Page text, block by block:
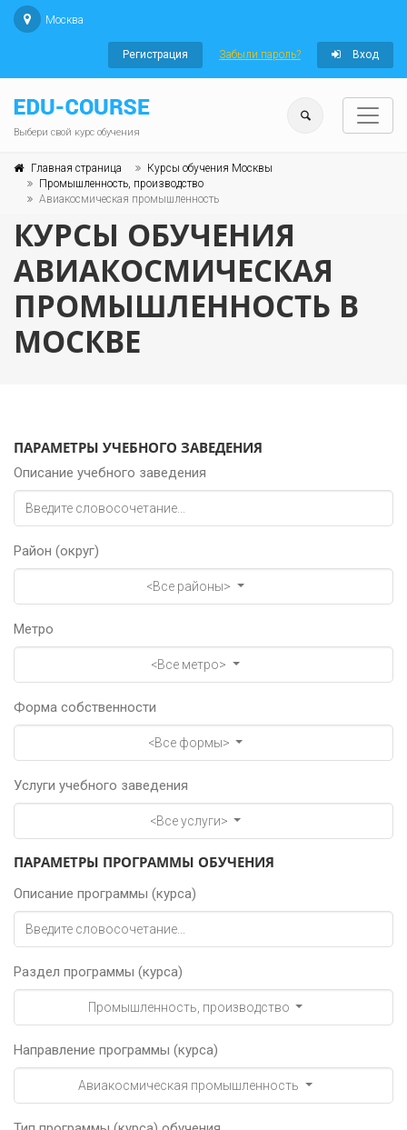
Москва
Регистрация Забыли пароль? Вход
Выбери свой курс обучения
Главная страница
Курсы обучения Москвы
Промышленность, производство
Авиакосмическая промышленность
КУРСЫ ОБУЧЕНИЯ
АВИАКОСМИЧЕСКАЯ
ПРОМЫШЛЕННОСТЬ В
МОСКВЕ
ПАРАМЕТРЫ УЧЕБНОГО ЗАВЕДЕНИЯ
Описание учебного заведения
Район (округ)
<Все районы>
Метро
<Все метро>
Форма собственности
<Все формы>
Услуги учебного заведения
<Все услуги>
ПАРАМЕТРЫ ПРОГРАММЫ ОБУЧЕНИЯ
Описание программы (курса)
Раздел программы (курса)
Промышленность, производство
Направление программы (курса)
Авиакосмическая промышленность